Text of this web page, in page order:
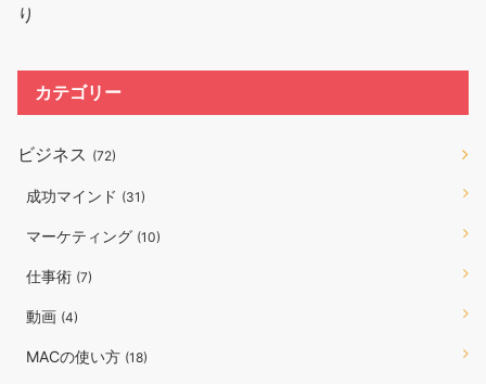
り
カテゴリー
ビジネス (72)
成功マインド (31)
マーケティング (10)
仕事術 (7)
動画 (4)
MACの使い方 (18)